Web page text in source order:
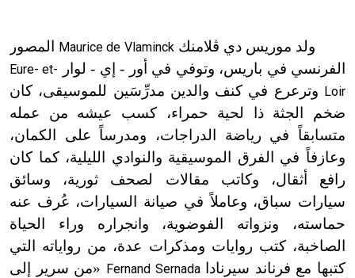
ولد موريس دي ڤلامنك Maurice de Vlaminck
المصور
الفرنسي في باريس، وتوفي في أور - إي - لوار
Eure- et-
Loir وترعرع في كنف والدين مدرِّسَين للموسيقى، كان
ضخم الجثة ذا لحية حمراء، كسب عيشه من عمله
متسابقاً في رياضة الدراجات، ومدرساً على الكمان،
وعازفاً في الفرق الموسيقية والنوادي الليلية، كما كان
رافع أثقال، وكاتب مقالات لصحف ثورية، وسائق
سيارات سباق، وعاملاً في صيانة السيارات، عُرف عنه
حماسته، ونزواته الفوضوية، وانجراره وراء الحياة
الصاخبة، كتب روايات ومذكرات عدة، من رواياته التي
كتبها مع فرناند سيرناداFernand Sernada «من سرير إلى